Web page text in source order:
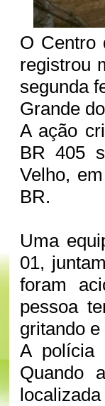
O Centro
registrou
segunda
Grande
A ação
BR 405
Velho,
BR.
Uma
01,
foram
pessoa
gritando
A polícia
Quando